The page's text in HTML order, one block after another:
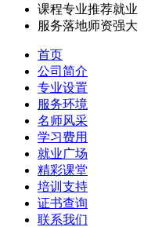
课程专业推荐就业
服务落地师资强大
首页
公司简介
专业设置
服务环境
名师风采
学习费用
就业广场
精彩课堂
培训支持
证书查询
联系我们